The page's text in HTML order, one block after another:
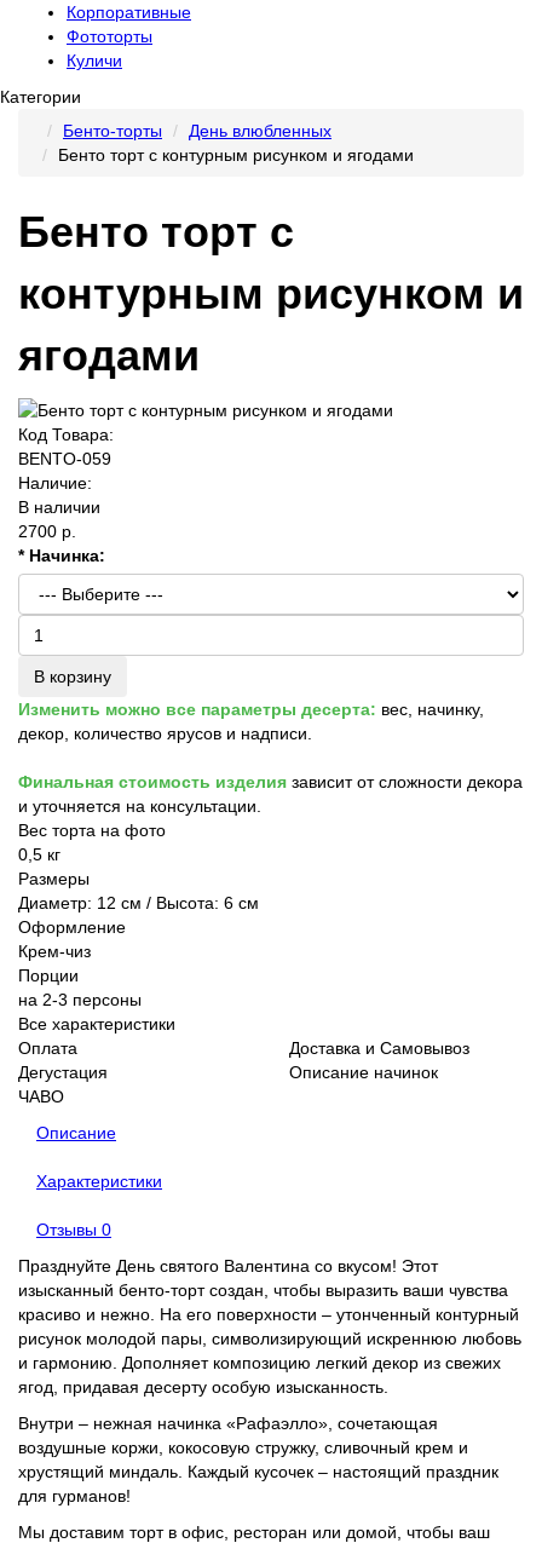
Корпоративные
Фототорты
Куличи
Категории
Бенто-торты
День влюбленных
Бенто торт с контурным рисунком и ягодами
Бенто торт с
контурным рисунком и
ягодами
Код Товара:
BENTO-059
Наличие:
В наличии
2700 р.
* Начинка:
В корзину
Изменить можно все параметры десерта: вес, начинку,
декор, количество ярусов и надписи.
Финальная стоимость изделия зависит от сложности декора
и уточняется на консультации.
Вес торта на фото
0,5 кг
Размеры
Диаметр: 12 см / Высота: 6 см
Оформление
Крем-чиз
Порции
на 2-3 персоны
Все характеристики
Оплата
Доставка и Самовывоз
Дегустация
Описание начинок
ЧАВО
Описание
Характеристики
Отзывы 0
Празднуйте День святого Валентина со вкусом! Этот
изысканный бенто-торт создан, чтобы выразить ваши чувства
красиво и нежно. На его поверхности – утонченный контурный
рисунок молодой пары, символизирующий искреннюю любовь
и гармонию. Дополняет композицию легкий декор из свежих
ягод, придавая десерту особую изысканность.
Внутри – нежная начинка «Рафаэлло», сочетающая
воздушные коржи, кокосовую стружку, сливочный крем и
хрустящий миндаль. Каждый кусочек – настоящий праздник
для гурманов!
Мы доставим торт в офис, ресторан или домой, чтобы ваш